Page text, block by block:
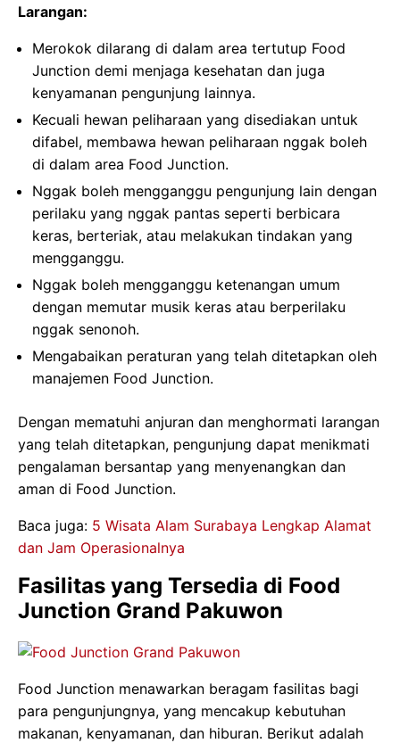
Larangan:
Merokok dilarang di dalam area tertutup Food
Junction demi menjaga kesehatan dan juga
kenyamanan pengunjung lainnya.
Kecuali hewan peliharaan yang disediakan untuk
difabel, membawa hewan peliharaan nggak boleh
di dalam area Food Junction.
Nggak boleh mengganggu pengunjung lain dengan
perilaku yang nggak pantas seperti berbicara
keras, berteriak, atau melakukan tindakan yang
mengganggu.
Nggak boleh mengganggu ketenangan umum
dengan memutar musik keras atau berperilaku
nggak senonoh.
Mengabaikan peraturan yang telah ditetapkan oleh
manajemen Food Junction.
Dengan mematuhi anjuran dan menghormati larangan
yang telah ditetapkan, pengunjung dapat menikmati
pengalaman bersantap yang menyenangkan dan
aman di Food Junction.
Baca juga: 5 Wisata Alam Surabaya Lengkap Alamat
dan Jam Operasionalnya
Fasilitas yang Tersedia di Food
Junction Grand Pakuwon
Food Junction menawarkan beragam fasilitas bagi
para pengunjungnya, yang mencakup kebutuhan
makanan, kenyamanan, dan hiburan. Berikut adalah